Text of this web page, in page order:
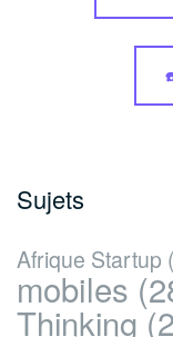
Sujets
Afrique Startup
mobiles
Thinking